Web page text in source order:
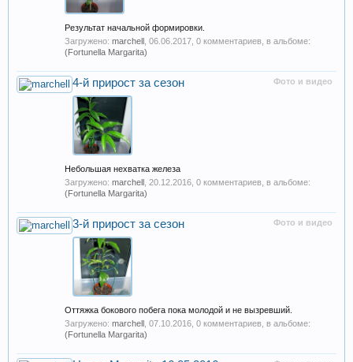
Результат начальной формировки.
Загружено: marchell 06.06.2017 , 0 комментариев, в альбоме:
(Fortunella Margarita)
Фото и видео
4-й прирост за сезон
Небольшая нехватка железа
Загружено: marchell 20.12.2016 , 0 комментариев, в альбоме:
(Fortunella Margarita)
Фото и видео
3-й прирост за сезон
Оттяжка бокового побега пока молодой и не вызревший.
Загружено: marchell 07.10.2016 , 0 комментариев, в альбоме:
(Fortunella Margarita)